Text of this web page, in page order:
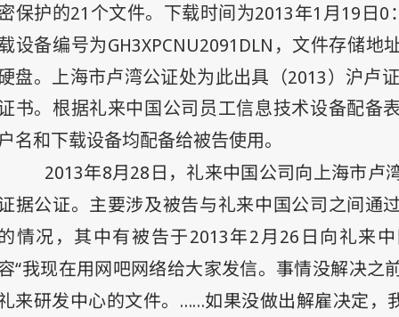
保护的21 个文件。下载时间为2013年1 月19日0
设备编号为GH3XPCNU2091DLN ，文件存储地
盘。上海市卢湾公证处为此出具（2013 ）沪卢
书。根据礼来中国公司员工信息技术设备配备
名和下载设备均配备给被告使用。
2013年8月28日 ，礼来中国公司向上海市卢
据公证。主要涉及被告与礼来中国公司之间通
情况，其中有被告于2013年2月26 日 向礼来
“我现在用网吧网络给大家发信。事情没解决之
来研发中心的文件。……如果没做出解雇决定，